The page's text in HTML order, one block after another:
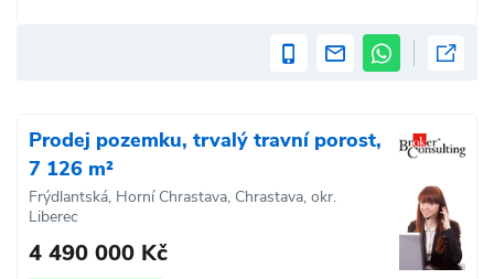
Prodej pozemku, trvalý travní porost,
7 126 m²
Frýdlantská, Horní Chrastava, Chrastava, okr.
Liberec
4 490 000 Kč